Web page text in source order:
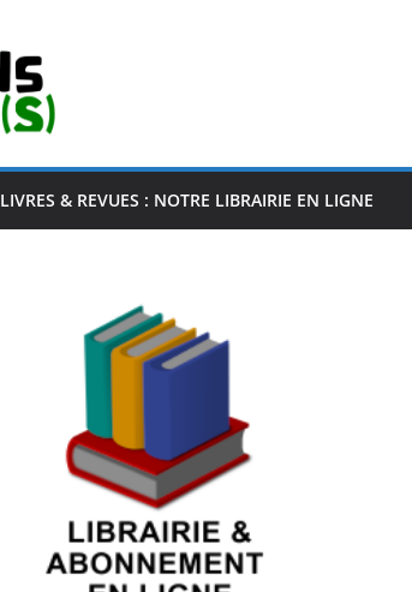
LIVRES & REVUES : NOTRE LIBRAIRIE EN LIGNE